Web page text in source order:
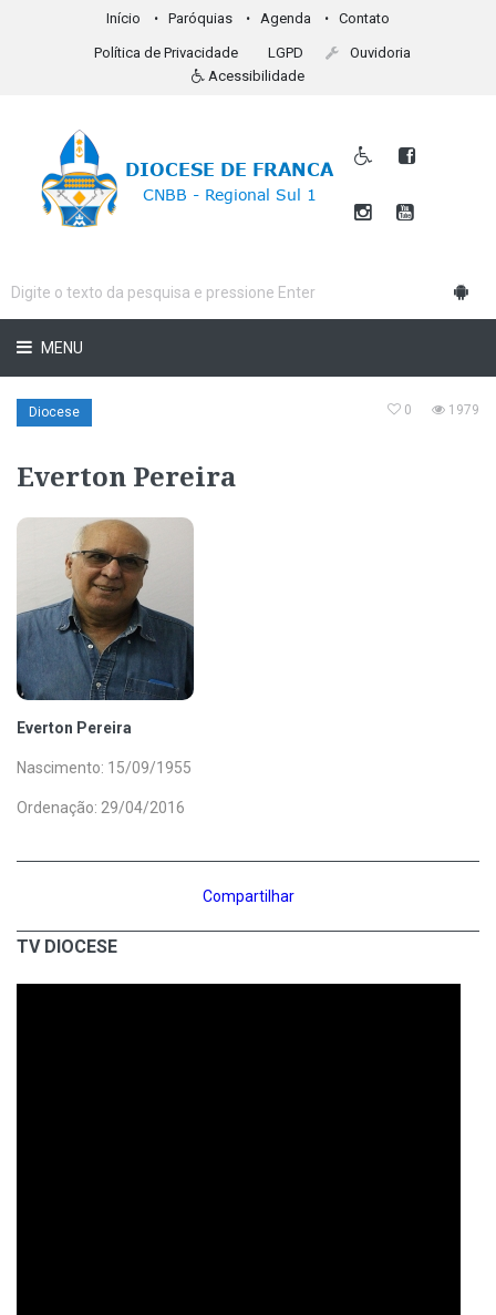
Início Paróquias Agenda Contato
Política de Privacidade LGPD
Ouvidoria
Acessibilidade
MENU
Diocese 0 1979
Everton Pereira
Everton Pereira
Nascimento: 15/09/1955
Ordenação: 29/04/2016
Compartilhar
TV DIOCESE